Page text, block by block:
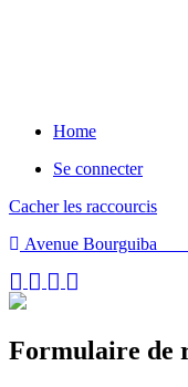
Home
Se connecter
Cacher les raccourcis
Avenue
Formulaire de